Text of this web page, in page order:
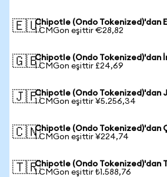
🇪🇺Chipotle (Ondo Tokenized)'dan
1 CMGon eşittir €28,82
🇬🇧Chipotle (Ondo Tokenized)'dan
1 CMGon eşittir £24,69
🇯🇵Chipotle (Ondo Tokenized)'dan
1 CMGon eşittir ¥5.256,34
🇨🇳Chipotle (Ondo Tokenized)'dan
1 CMGon eşittir ¥224,74
🇹🇷Chipotle (Ondo Tokenized)'dan
1 CMGon eşittir ₺1.588,76